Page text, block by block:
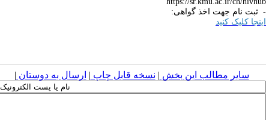
ثبت نام جهت اخذ گواهی:
کلیک کنید
سایر مطالب این بخش | نسخه قابل چاپ| ارسال به دوستان|